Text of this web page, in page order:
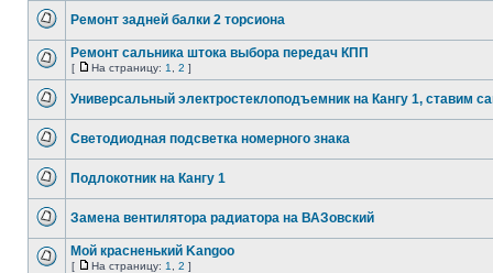
Ремонт задней балки 2 торсиона
Ремонт сальника штока выбора передач КПП
[ На страницу: 1 2 ]
Универсальный электростеклоподъемник на Кангу 1, ставим
Светодиодная подсветка номерного знака
Подлокотник на Кангу 1
Замена вентилятора радиатора на ВАЗовский
Мой красненький Kangoo
[ На страницу: 1 2 ]